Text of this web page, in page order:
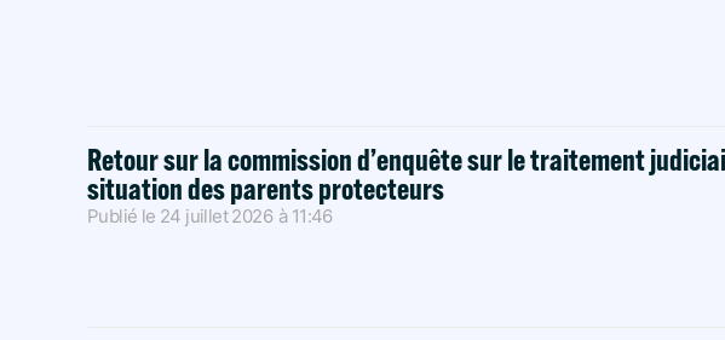
Retour sur la commission d’enquête sur le traitement
situation des parents protecteurs
Publié le 24 juillet 2026 à 11:46